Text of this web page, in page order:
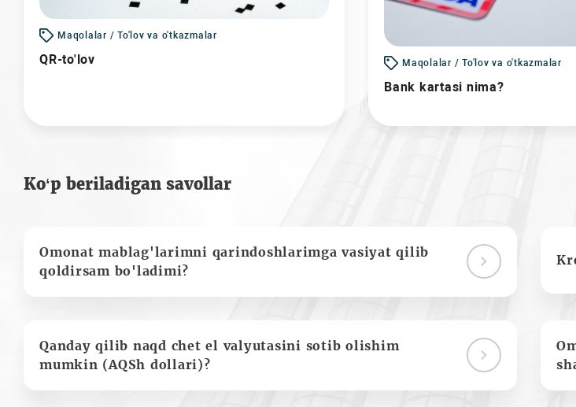
Maqolalar / To'lov va o'tkazmalar
QR-to'lov Maqolalar / To'lov va o'tkazmalar
Bank kartasi nima?
Ko‘p beriladigan savollar
Omonat mablag'larimni qarindoshlarimga vasiyat qilib
qoldirsam bo'ladimi?
Qanday qilib naqd chet el valyutasini sotib olishim
mumkin (AQSh dollari)?